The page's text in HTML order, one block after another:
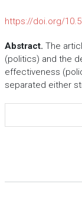
https://doi.org/
Abstract. The
(politics) and the
effectiveness
separated either